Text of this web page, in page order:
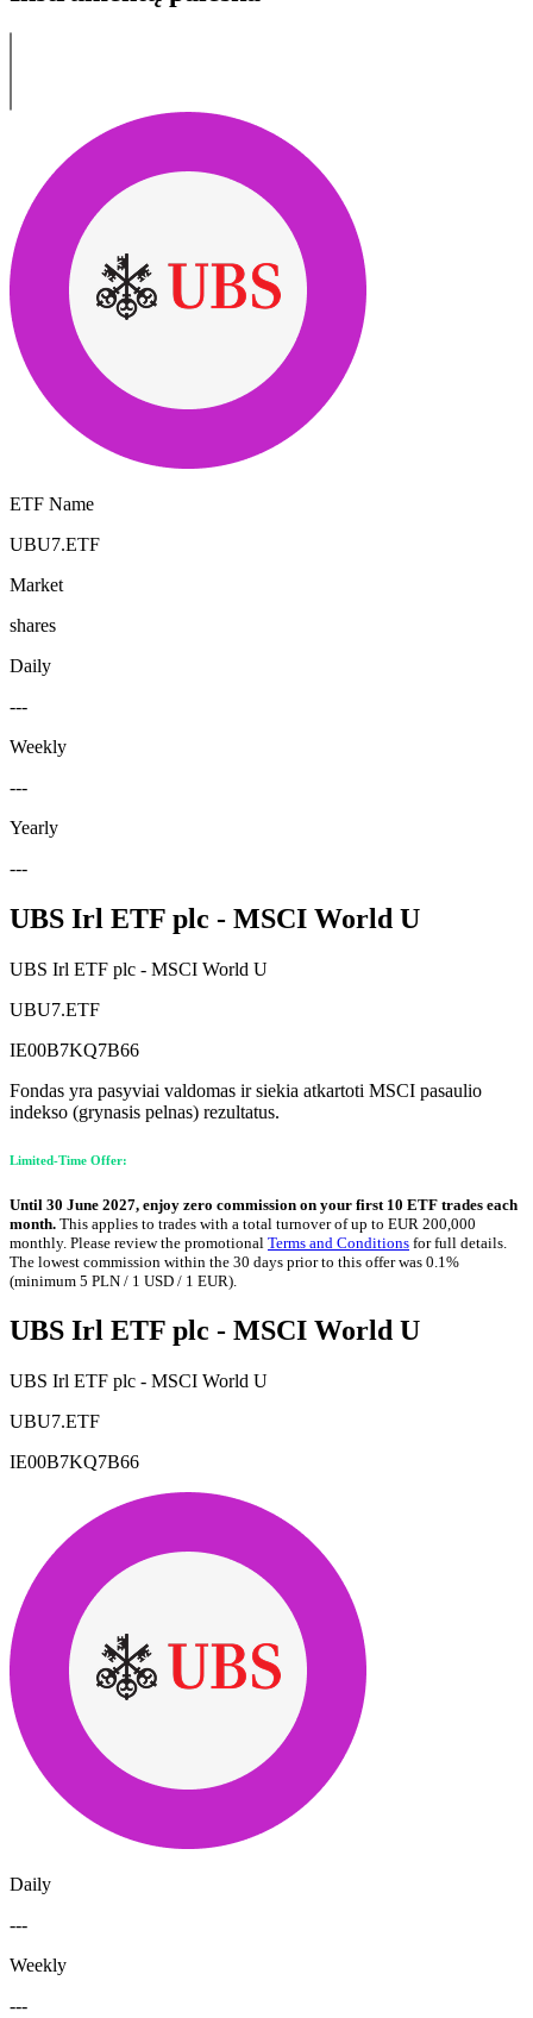
ETF Name
UBU7.ETF
Market
shares
Daily
---
Weekly
---
Yearly
---
UBS Irl ETF plc - MSCI World U
UBS Irl ETF plc - MSCI World U
UBU7.ETF
IE00B7KQ7B66
Fondas yra pasyviai valdomas ir siekia atkartoti MSCI pasaulio
indekso (grynasis pelnas) rezultatus.
Limited-Time Offer:
Until 30 June 2027, enjoy zero commission on your first 10 ETF trades each
month. This applies to trades with a total turnover of up to EUR 200,000
monthly. Please review the promotional Terms and Conditions for full details.
The lowest commission within the 30 days prior to this offer was 0.1%
(minimum 5 PLN / 1 USD / 1 EUR).
UBS Irl ETF plc - MSCI World U
UBS Irl ETF plc - MSCI World U
UBU7.ETF
IE00B7KQ7B66
Daily
---
Weekly
---